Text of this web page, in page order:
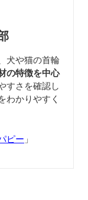
犬や猫の首輪
の特徴を中心
すさを確認し
わかりやすく
ピー 」